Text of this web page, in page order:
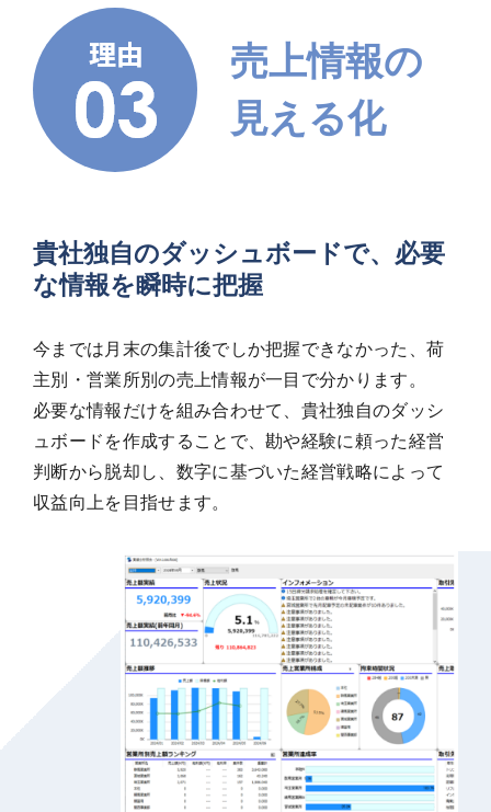
売上情報の
見える化
貴社独自のダッシュボードで、必要
な情報を瞬時に把握
今までは月末の集計後でしか把握できなかった、荷
主別・営業所別の売上情報が一目で分かります。
必要な情報だけを組み合わせて、貴社独自のダッシ
ュボードを作成することで、勘や経験に頼った経営
判断から脱却し、数字に基づいた経営戦略によって
収益向上を目指せます。